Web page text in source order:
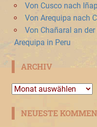
Von Cusco nach
Von Arequipa nach
Von Chañaral an
Arequipa in Peru
ARCHIV
Archiv
NEUESTE